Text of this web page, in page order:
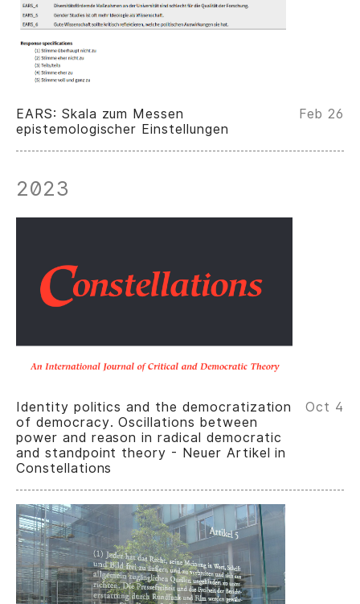
EARS: Skala zum Messen
epistemologischer Einstellungen
Feb 26
2023
Identity politics and the democratization
of democracy. Oscillations between
power and reason in radical democratic
and standpoint theory - Neuer Artikel in
Constellations
Oct 4